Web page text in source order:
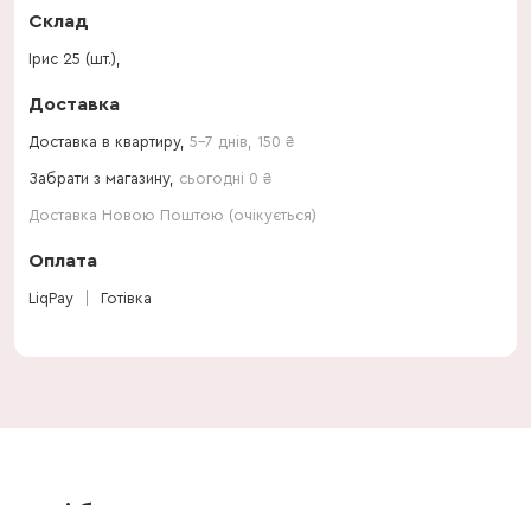
Склад
Ірис 25 (шт.),
Доставка
Доставка в квартиру, 5-7 днів 150 ₴
Забрати з магазину, сьогодні 0 ₴
Доставка Новою Поштою (очікується)
Оплата
LiqPay Готівка